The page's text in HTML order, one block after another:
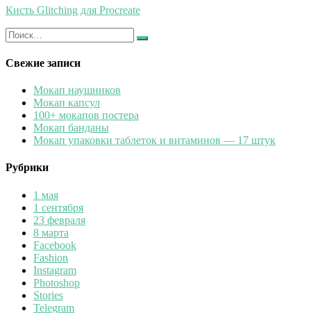
Кисть Glitching для Procreate
Искать:
Найти
Свежие записи
Мокап наушников
Мокап капсул
100+ мокапов постера
Мокап банданы
Мокап упаковки таблеток и витаминов — 17 штук
Рубрики
1 мая
1 сентября
23 февраля
8 марта
Facebook
Fashion
Instagram
Photoshop
Stories
Telegram